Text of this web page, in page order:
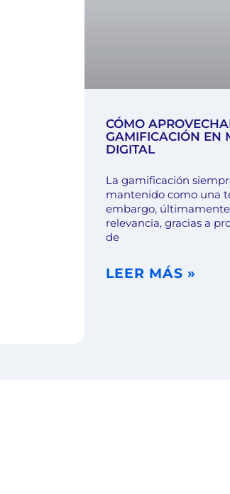
CÓMO
GAMIFICACIÓN EN
DIGITAL
La gamificación
mantenido como una
embargo,
relevancia, gracias a
de
LEER MÁS »